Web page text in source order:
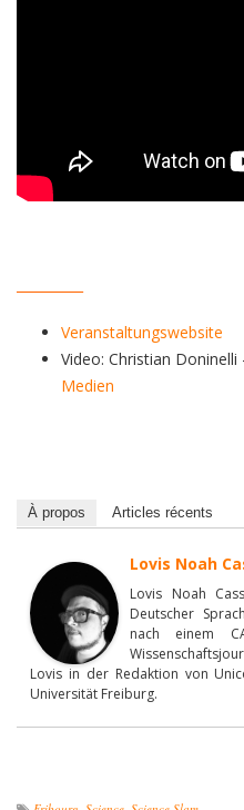
Veranstaltungswebsite
Video: Christian Doninelli
Medien
À propos Articles récents
Lovis Noah
Lovis Noah
Deutscher
nach einem
Lovis in der Redaktion von
Universität Freiburg.